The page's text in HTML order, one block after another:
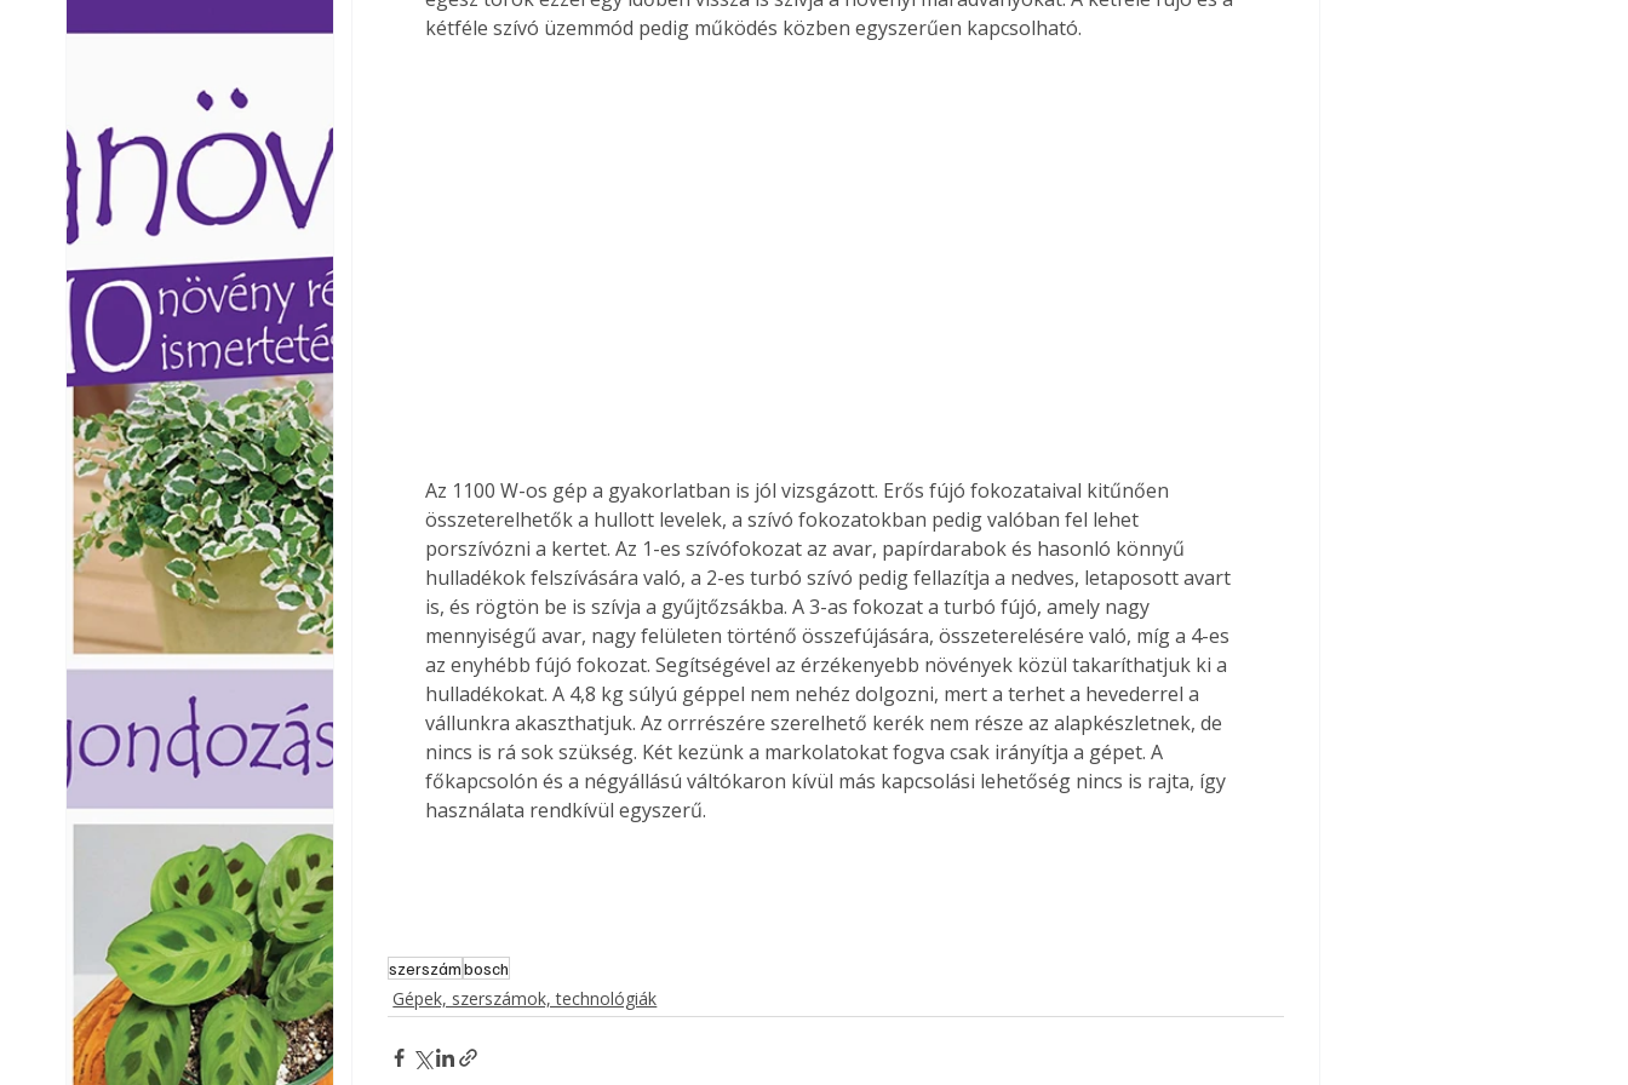
Ezermester lapszámai. A
kétféle szívó üzemmód pedig működés közben egyszerűen kapcsolható.
Az 1100 W-os gép a gyakorlatban is jól vizsgázott. Erős fújó fokozataival kitűnően
összeterelhetők a hullott levelek, a szívó fokozatokban pedig valóban fel lehet
porszívózni a kertet. Az 1-es szívófokozat az avar, papírdarabok és hasonló könnyű
hulladékok felszívására való, a 2-es turbó szívó pedig fellazítja a nedves, letaposott avart
is, és rögtön be is szívja a gyűjtőzsákba. A 3-as fokozat a turbó fújó, amely nagy
mennyiségű avar, nagy felületen történő összefújására, összeterelésére való, míg a 4-es
az enyhébb fújó fokozat. Segítségével az érzékenyebb növények közül takaríthatjuk ki a
hulladékokat. A 4,8 kg súlyú géppel nem nehéz dolgozni, mert a terhet a hevederrel a
vállunkra akaszthatjuk. Az orrrészére szerelhető kerék nem része az alapkészletnek, de
nincs is rá sok szükség. Két kezünk a markolatokat fogva csak irányítja a gépet. A
főkapcsolón és a négyállású váltókaron kívül más kapcsolási lehetőség nincs is rajta, így
használata rendkívül egyszerű.
szerszámbosch
Gépek, szerszámok, technológiák